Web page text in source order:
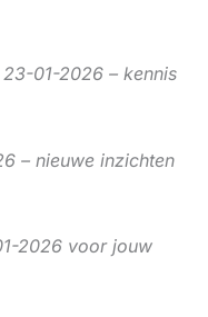
01-2026 – kennis
– nieuwe inzichten
2026 voor jouw